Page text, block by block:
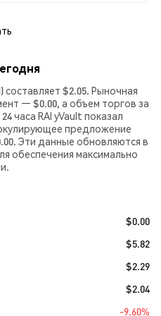
составляет $2.05. Рыночная
— $0.00, а объем торгов за
часа RAI yVault показал
предложение
Эти данные обновляются в
обеспечения максимально
$0.00
$5.82
$2.29
$2.04
-9.60%